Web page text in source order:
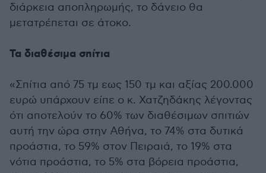
διάρκεια αποπληρωμής, το δάνειο θα
μετατρέπεται σε άτοκο.
Τα διαθέσιμα σπίτια
«Σπίτια από 75 τμ εως 150 τμ και αξίας 200.000
ευρώ υπάρχουν είπε ο κ. Χατζηδάκης λέγοντας
ότι αποτελούν το 60% των διαθέσιμων σπιτιών
αυτή την ώρα στην Αθήνα, το 74% στα δυτικά
προάστια, το 59% στον Πειραιά, το 19% στα
νότια προάστια, το 5% στα βόρεια προάστια,